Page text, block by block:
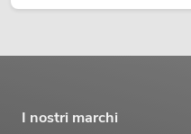
I nostri marchi